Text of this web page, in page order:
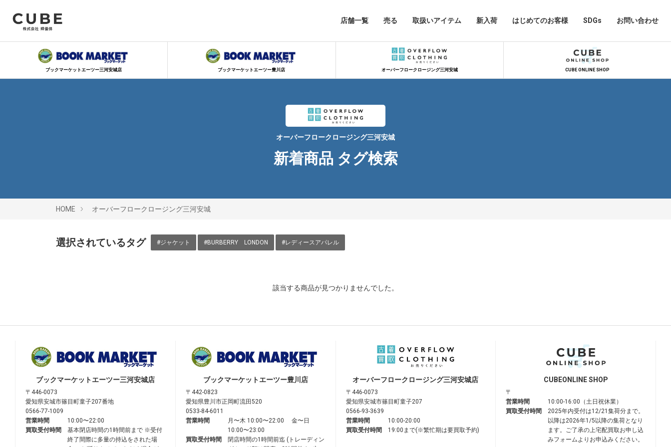
店舗一覧 売る 取扱いアイテム 新入荷 はじめてのお客様 SDGs お問い合わせ
ブックマーケットエーツー三河安城店 ブックマーケットエーツー豊川店 オーバーフロークロージング三河安城 CUBE ONLINE SHOP
オーバーフロークロージング三河安城
新着商品 タグ検索
HOME オーバーフロークロージング三河安城
選択されているタグ #ジャケット #BURBERRY LONDON #レディースアパレル
該当する商品が見つかりませんでした。
ブックマーケットエーツー三河安城店
〒446-0073
愛知県安城市篠目町童子207番地
0566-77-1009
営業時間
10:00〜22:00
買取受付時間
基本閉店時間の1時間前まで ※受付
終了間際に多量の持込をされた場
ブックマーケットエーツー豊川店
〒442-0823
愛知県豊川市正岡町流田520
0533-84-6011
営業時間
月〜木 10:00〜22:00 金〜日
10:00〜23:00
買取受付時間
閉店時間の1時間前迄 (トレーディン
オーバーフロークロージング三河安城店
〒446-0073
愛知県安城市篠目町童子207
0566-93-3639
営業時間
10:00-20:00
買取受付時間
19:00まで(※繁忙期は要買取予約)
CUBEONLINE SHOP
〒
営業時間
10:00-16:00（土日祝休業）
買取受付時間
2025年内受付は12/21集荷分まで。
以降は2026年1/5以降の集荷となり
ます。ご了承の上宅配買取お申し込
みフォームよりお申込みください。